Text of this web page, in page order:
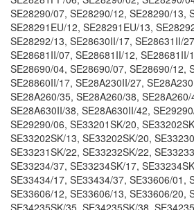
SE28290/07, SE28290/12, SE28290/13,
SE28291EU/12, SE28291EU/13,
SE28292/13, SE28630II/17, SE28631II/
SE28681II/07, SE28681II/12, SE28681II/
SE28690/04, SE28690/07, SE28690/12,
SE28860II/17, SE28A230II/27,
SE28A260/35, SE28A260/38,
SE28A630II/38, SE28A630II/42,
SE29290/06, SE33201SK/20,
SE33202SK/13, SE33202SK/20,
SE33231SK/22, SE33232SK/22,
SE33234/37, SE33234SK/17,
SE33434/17, SE33434/37, SE33606/01,
SE33606/12, SE33606/13, SE33606/20,
SE34235SK/35, SE34235SK/38,